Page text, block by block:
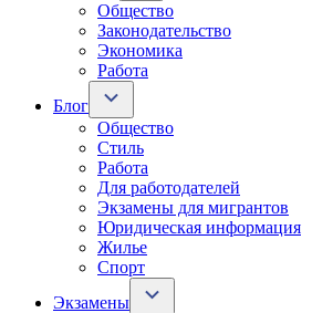
Общество
Законодательство
Экономика
Работа
Блог
Общество
Стиль
Работа
Для работодателей
Экзамены для мигрантов
Юридическая информация
Жилье
Спорт
Экзамены